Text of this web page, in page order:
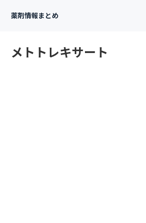
薬剤情報まとめ
メトトレキサート